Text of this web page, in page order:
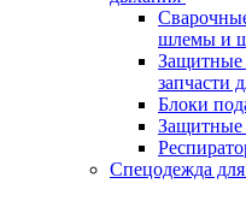
шлемы и
Защитные
запчасти
Блоки
Защитные
Спецодежда